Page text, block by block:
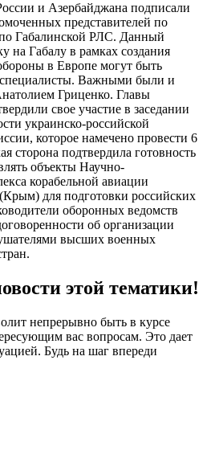
и Азербайджана подписали
представителей по
Габалинской РЛС. Данный
на Габалу в рамках создания
в Европе могут быть
Важными были и
Гриценко. Главы
свое участие в заседании
украинско-российской
которое намечено провести 6
сторона подтвердила готовность
объекты Научно-
корабельной авиации
для подготовки российских
оборонных ведомств
об организации
высших военных
этой тематики!
непрерывно быть в курсе
вас вопросам. Это дает
Будь на шаг впереди